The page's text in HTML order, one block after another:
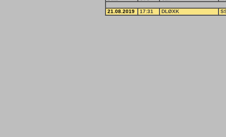
21.08.2019 17:31 DLØXK